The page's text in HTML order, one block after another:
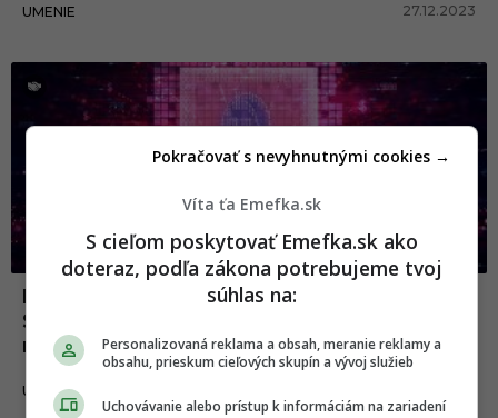
UMENIE 27.12.2023
Miluješ NFTčka a digitálne umenie? Na
Slovensko prichádza súťaž, o ktorej by si
mal vedieť
UMENIE
Víta ťa Emefka.sk
S cieľom poskytovať Emefka.sk ako
doteraz, podľa zákona potrebujeme tvoj
súhlas na:
Personalizovaná reklama a obsah, meranie reklamy a
obsahu, prieskum cieľových skupín a vývoj služieb
Uchovávanie alebo prístup k informáciám na zariadení
Pokračovať s nevyhnutnými cookies →